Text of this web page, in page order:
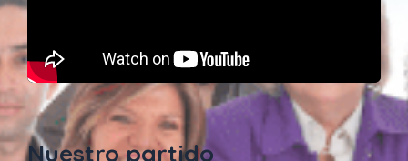
Nuestro partido